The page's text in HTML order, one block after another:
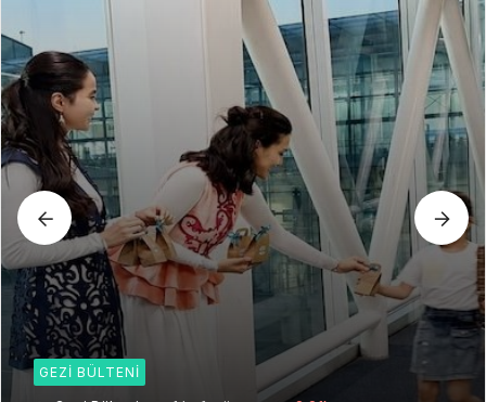
GEZI BÜLTENI
Gezi Bülteni 6.21k